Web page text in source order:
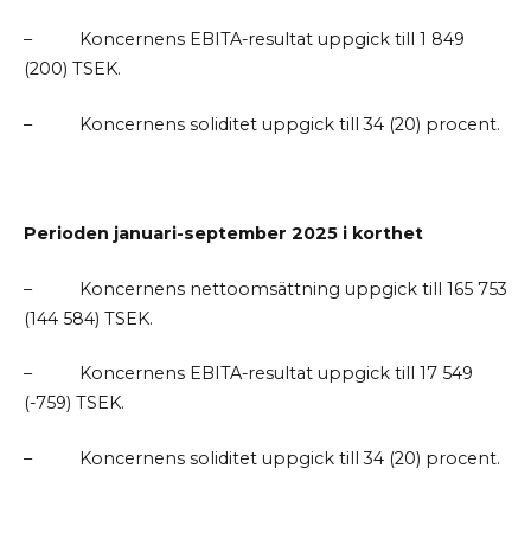
–
Koncernens EBITA-resultat uppgick till 1 849
(200) TSEK.
– Koncernens soliditet uppgick till 34 (20) procent.
Perioden januari-september 2025 i korthet
–
Koncernens nettoomsättning uppgick till 165 753
(144 584) TSEK.
–
Koncernens EBITA-resultat uppgick till 17 549
(-759) TSEK.
– Koncernens soliditet uppgick till 34 (20) procent.